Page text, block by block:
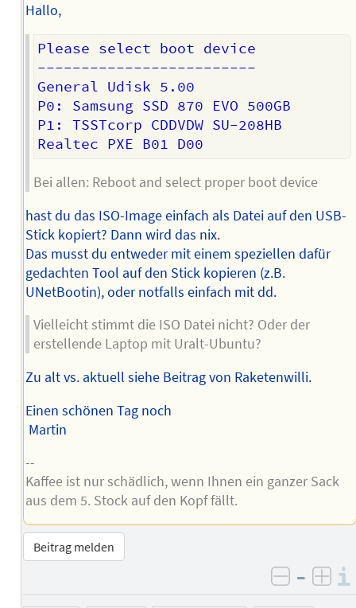
Hallo,
Please select boot device
-------------------------
General Udisk 5.00
P0: Samsung SSD 870 EVO 500GB
P1: TSSTcorp CDDVDW SU-208HB
Bei allen: Reboot and select proper boot device
hast du das ISO-Image einfach als Datei auf den USB-
Stick kopiert? Dann wird das nix.
Das musst du entweder mit einem speziellen dafür
gedachten Tool auf den Stick kopieren (z.B.
UNetBootin), oder notfalls einfach mit dd.
Vielleicht stimmt die ISO Datei nicht? Oder der
erstellende Laptop mit Uralt-Ubuntu?
Zu alt vs. aktuell siehe Beitrag von Raketenwilli.
Einen schönen Tag noch
Martin
--
Kaffee ist nur schädlich, wenn Ihnen ein ganzer Sack
aus dem 5. Stock auf den Kopf fällt.
Beitrag melden
negativ
–